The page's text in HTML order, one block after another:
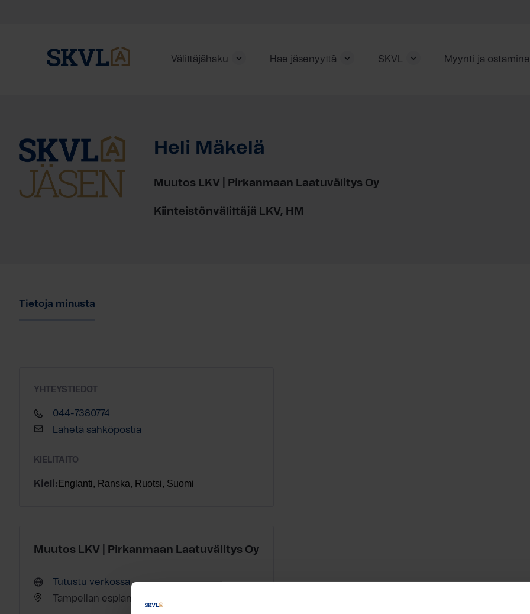
Välittäjähaku Hae jäsenyyttä SKVL Myynti ja
Heli Mäkelä
Muutos LKV | Pirkanmaan Laatuvälitys Oy
Kiinteistönvälittäjä LKV, HM
Tietoja minusta
YHTEYSTIEDOT
044-7380774
Lähetä sähköpostia
KIELITAITO
Kieli: Englanti, Ranska, Ruotsi, Suomi
Muutos LKV | Pirkanmaan Laatuvälitys Oy
Tutustu verkossa
Tampellan esplanadi 11 33100 Tampere